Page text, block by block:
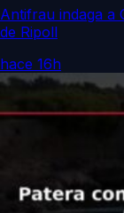
Antifrau indaga a
de Ripoll
hace 16h